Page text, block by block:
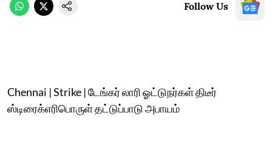
Follow Us
Chennai | Strike | டேங்கர் லாரி ஓட்டுநர்கள் திடீர்
ஸ்டிரைக்எரிபொருள் தட்டுப்பாடு அபாயம்